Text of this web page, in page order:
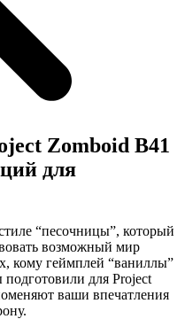
Zomboid B41
для
“песочницы”, который
возможный мир
кому геймплей “ваниллы”
для Project
ваши впечатления